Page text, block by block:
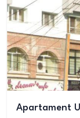
Apartament